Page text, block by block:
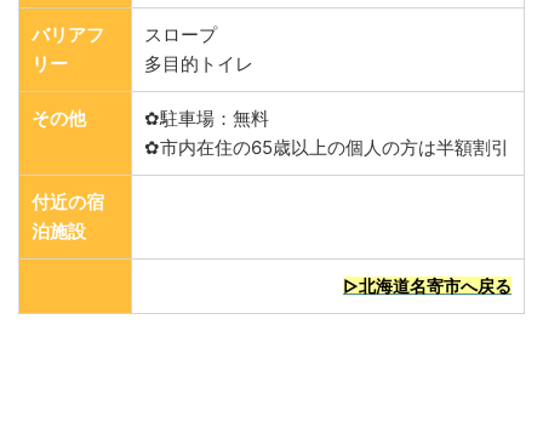
バリアフ
リー
スロープ
多目的トイレ
その他
✿駐車場：無料
✿市内在住の65歳以上の個人の方は半額割引
付近の宿
泊施設
▷北海道名寄市へ戻る